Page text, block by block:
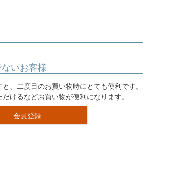
いお客様
、二度目のお買い物時にとても便利です。
けるなどお買い物が便利になります。
会員登録